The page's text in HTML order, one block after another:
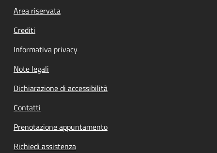
Footer menu
Area riservata
Crediti
Informativa privacy
Note legali
Dichiarazione di accessibilità
Contatti
Prenotazione appuntamento
Richiedi assistenza